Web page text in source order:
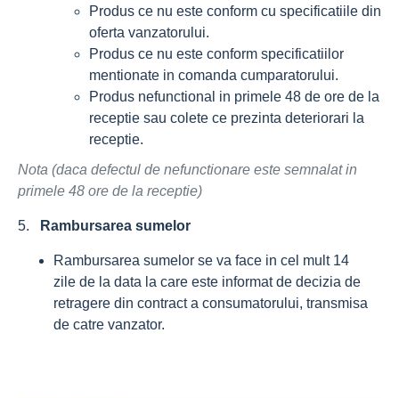
Produs ce nu este conform cu specificatiile din
oferta vanzatorului.
Produs ce nu este conform specificatiilor
mentionate in comanda cumparatorului.
Produs nefunctional in primele 48 de ore de la
receptie sau colete ce prezinta deteriorari la
receptie.
Nota (daca defectul de nefunctionare este semnalat in
primele 48 ore de la receptie)
5. Rambursarea sumelor
Rambursarea sumelor se va face in cel mult 14
zile de la data la care este informat de decizia de
retragere din contract a consumatorului, transmisa
de catre vanzator.